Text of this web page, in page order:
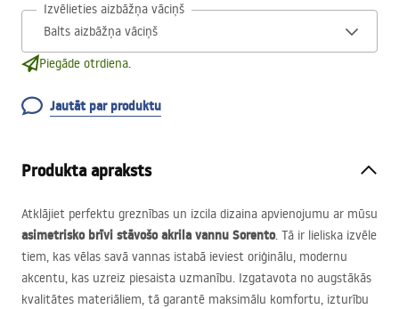
Izvēlieties aizbāžņa vāciņš
Piegāde otrdiena.
Jautāt par produktu
Produkta apraksts
Atklājiet perfektu greznības un izcila dizaina apvienojumu ar mūsu
asimetrisko brīvi stāvošo akrila vannu Sorento. Tā ir lieliska izvēle
tiem, kas vēlas savā vannas istabā ieviest oriģinālu, modernu
akcentu, kas uzreiz piesaista uzmanību. Izgatavota no augstākās
kvalitātes materiāliem, tā garantē maksimālu komfortu, izturību